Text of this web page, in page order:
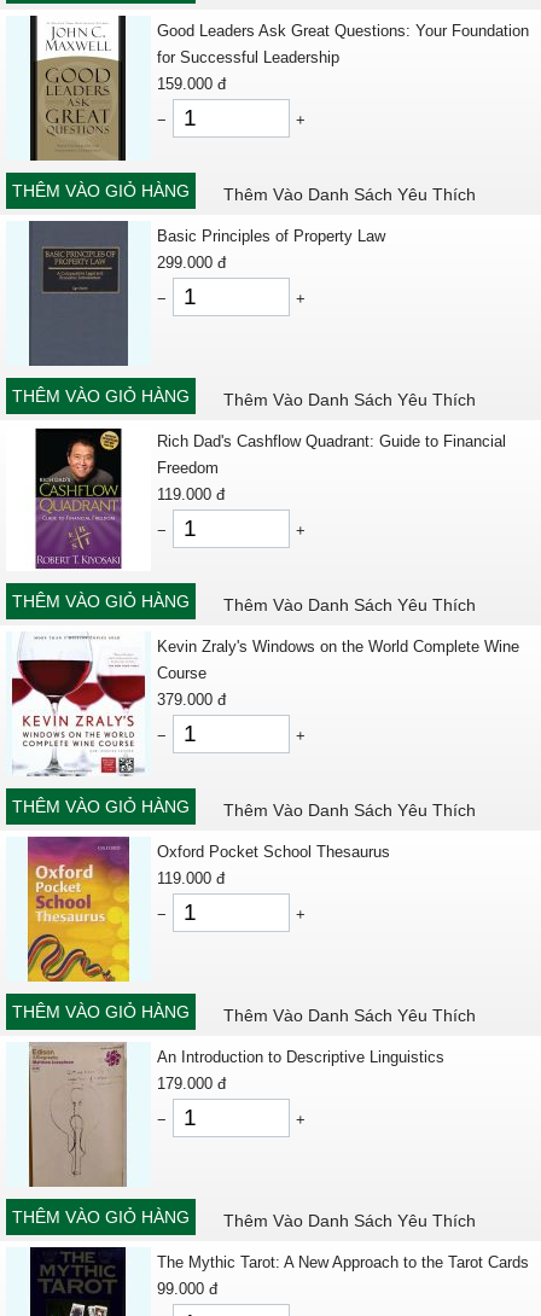
Good Leaders Ask Great Questions: Your Foundation
for Successful Leadership
159.000 đ
−
+
THÊM VÀO GIỎ HÀNG Thêm Vào Danh Sách Yêu Thích
Basic Principles of Property Law
299.000 đ
−
+
THÊM VÀO GIỎ HÀNG Thêm Vào Danh Sách Yêu Thích
Rich Dad's Cashflow Quadrant: Guide to Financial
Freedom
119.000 đ
−
+
THÊM VÀO GIỎ HÀNG Thêm Vào Danh Sách Yêu Thích
Kevin Zraly's Windows on the World Complete Wine
Course
379.000 đ
−
+
THÊM VÀO GIỎ HÀNG Thêm Vào Danh Sách Yêu Thích
Oxford Pocket School Thesaurus
119.000 đ
−
+
THÊM VÀO GIỎ HÀNG Thêm Vào Danh Sách Yêu Thích
An Introduction to Descriptive Linguistics
179.000 đ
−
+
THÊM VÀO GIỎ HÀNG Thêm Vào Danh Sách Yêu Thích
The Mythic Tarot: A New Approach to the Tarot Cards
99.000 đ